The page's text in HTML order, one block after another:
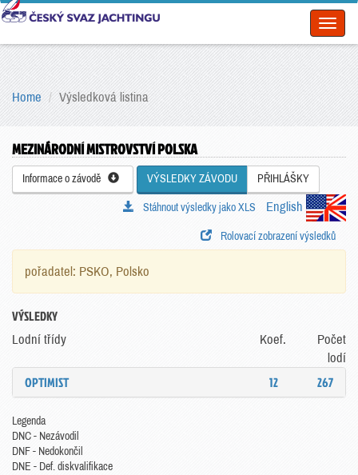
Home Výsledková listina
MEZINÁRODNÍ MISTROVSTVÍ POLSKA
Informace o závodě VÝSLEDKY ZÁVODU PŘIHLÁŠKY
English
Stáhnout výsledky jako XLS
Rolovací zobrazení výsledků
pořadatel: PSKO, Polsko
VÝSLEDKY
Lodní třídy Koef.
Počet
lodí
OPTIMIST 12 267
Legenda
DNC - Nezávodil
DNF - Nedokončil
DNE - Def. diskvalifikace